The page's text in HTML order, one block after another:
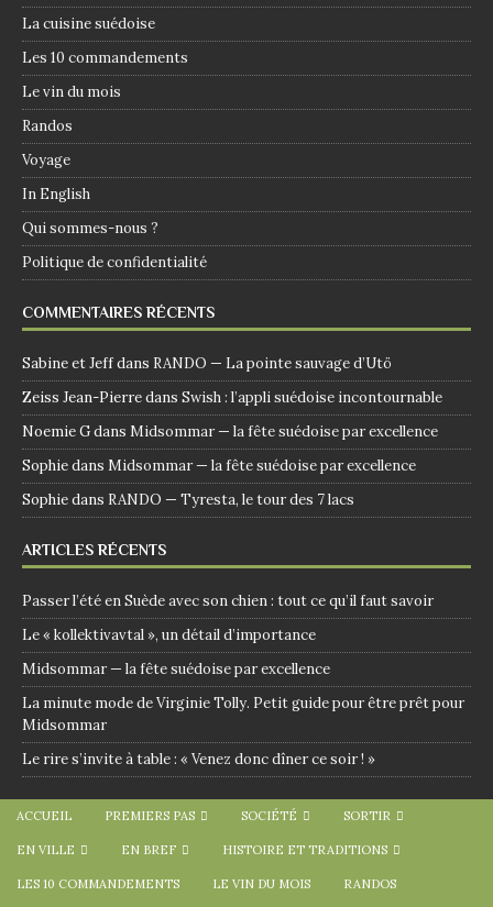
La cuisine suédoise
Les 10 commandements
Le vin du mois
Randos
Voyage
In English
Qui sommes-nous ?
Politique de confidentialité
COMMENTAIRES RÉCENTS
Sabine et Jeffdans RANDO — La pointe sauvage d’Utö
Zeiss Jean-Pierredans Swish : l’appli suédoise incontournable
Noemie Gdans Midsommar — la fête suédoise par excellence
Sophiedans Midsommar — la fête suédoise par excellence
Sophiedans RANDO — Tyresta, le tour des 7 lacs
ARTICLES RÉCENTS
Passer l’été en Suède avec son chien : tout ce qu’il faut savoir
Le « kollektivavtal », un détail d’importance
Midsommar — la fête suédoise par excellence
La minute mode de Virginie Tolly. Petit guide pour être prêt pour
Midsommar
Le rire s’invite à table : « Venez donc dîner ce soir ! »
ACCUEIL PREMIERS PAS SOCIÉTÉ SORTIR
EN VILLE EN BREF HISTOIRE ET TRADITIONS
LES 10 COMMANDEMENTS LE VIN DU MOIS RANDOS